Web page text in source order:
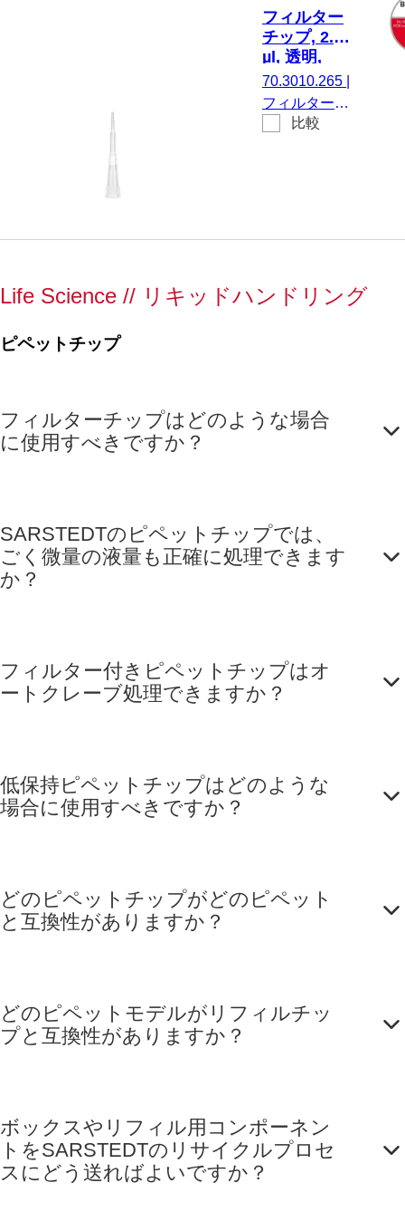
Eppendorf、
Gilson、
Finnpipette、
同一仕様のもの,
96
個/SingleRefill
フィルター
チップ, 2.5
µl, 透明,
Biosphere®
plus, 96 個/
ボックス
70.3010.265
フィルターチ
ップ, 有効体
M、
び同一仕様の
もの, 96 個/ボ
比較
Life Science // リキッドハンドリング
ピペットチップ
フィルターチップはどのような場合
に使用すべきですか？
SARSTEDTのピペットチップでは、
ごく微量の液量も正確に処理できます
か？
フィルター付きピペットチップはオ
ートクレーブ処理できますか？
低保持ピペットチップはどのような
場合に使用すべきですか？
どのピペットチップがどのピペット
と互換性がありますか？
どのピペットモデルがリフィルチッ
プと互換性がありますか？
ボックスやリフィル用コンポーネン
トをSARSTEDTのリサイクルプロセ
スにどう送ればよいですか？